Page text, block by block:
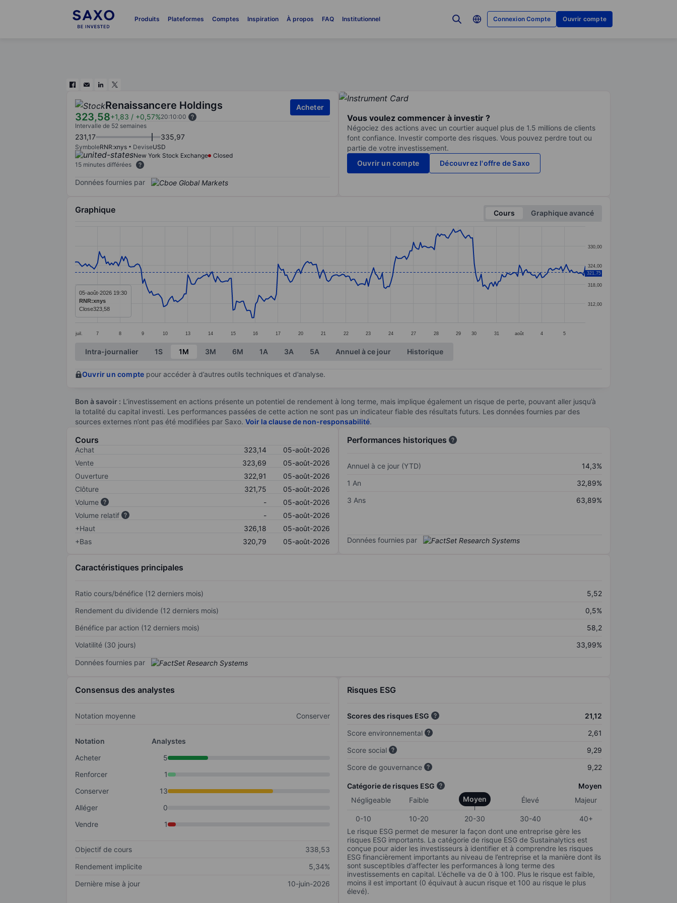
Produits Plateformes Comptes Inspiration À propos FAQ Institutionnel Connexion Compte Ouvrir compte
Renaissancere Holdings
323,58+1,83 / +0,57%20:10:00
Acheter
Intervalle de 52 semaines
231,17 335,97
SymboleRNR:xnys DeviseUSD
New York Stock Exchange
Closed
15 minutes différées
Données fournies par
Vous voulez commencer à investir ?
Négociez des actions avec un courtier auquel plus de 1.5 millions de clients
font confiance. Investir comporte des risques. Vous pouvez perdre tout ou
partie de votre investissement.
Ouvrir un compte
Découvrez l'offre de Saxo
Graphique Cours
Graphique avancé
Line chart with 295 data points.
The chart has 1 X axis displaying categories.
The chart has 1 Y axis displaying values. Data ranges from 307.49 to 335.28.
juil. 7 8 9 10 13 14 15 16 17 20 21 22 23 24 27 28 29 30 31 août 4 5
312,00
318,00
324,00
330,00
321,75
05-août-2026 19:30
RNR:xnys
Close323,58
End of interactive chart.
Intra-journalier 1S 1M 3M 6M 1A 3A 5A Annuel à ce jour Historique
Ouvrir un compte pour accéder à d’autres outils techniques et d’analyse.
Bon à savoir : L’investissement en actions présente un potentiel de rendement à long terme, mais implique également un risque de perte, pouvant aller jusqu’à
la totalité du capital investi. Les performances passées de cette action ne sont pas un indicateur fiable des résultats futurs. Les données fournies par des
sources externes n’ont pas été modifiées par Saxo. Voir la clause de non-responsabilité.
Cours
Achat 323,14
05-août-2026
Vente
323,69
05-août-2026
Ouverture
322,91
05-août-2026
Clôture
321,75
05-août-2026
Volume
-
05-août-2026
Volume relatif
-
05-août-2026
+Haut
326,18
05-août-2026
+Bas
320,79 05-août-2026
Performances historiques
Annuel à ce jour (YTD)
14,3%
1 An
32,89%
3 Ans
63,89%
Données fournies par
Caractéristiques principales
Ratio cours/bénéfice (12 derniers mois)
5,52
Rendement du dividende (12 derniers mois)
0,5%
Bénéfice par action (12 derniers mois)
58,2
Volatilité (30 jours)
33,99%
Données fournies par
Consensus des analystes
Notation moyenne Conserver
Notation
Analystes
Acheter
5
Renforcer
1
Conserver
13
Alléger
0
Vendre
1
Objectif de cours
338,53
Rendement implicite
5,34%
Dernière mise à jour
10-juin-2026
Risques ESG
Scores des risques ESG
21,12
Score environnemental
2,61
Score social
9,29
Score de gouvernance
9,22
Catégorie de risques ESG
Moyen
Négligeable
Faible Moyen Élevé Majeur
0-10 10-20 20-30 30-40
40+
Le risque ESG permet de mesurer la façon dont une entreprise gère les
risques ESG importants. La catégorie de risque ESG de Sustainalytics est
conçue pour aider les investisseurs à identifier et à comprendre les risques
ESG financièrement importants au niveau de l’entreprise et la manière dont ils
sont susceptibles d’affecter les performances à long terme des
investissements en capital. L’échelle va de 0 à 100. Plus le risque est faible,
moins il est important (0 équivaut à aucun risque et 100 au risque le plus
élevé).